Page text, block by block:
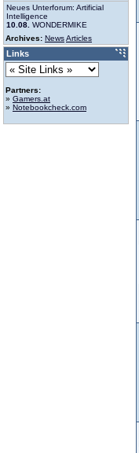
Neues Unterforum: Artificial
Intelligence
10.08. WONDERMIKE
Archives: NewsArticles
Links
Partners:
» Gamers.at
» Notebookcheck.com